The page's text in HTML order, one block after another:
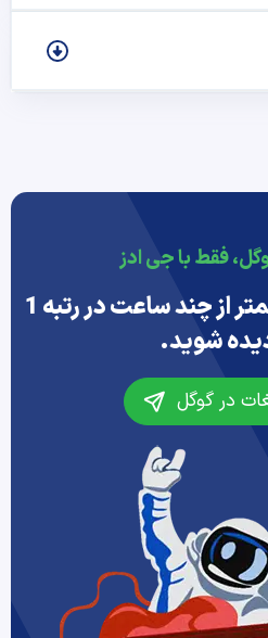
فقط با جی ادز
با تبلیغ در گوگل، در کمتر از چند ساعت در رتبه 1
شوید.
در گوگل